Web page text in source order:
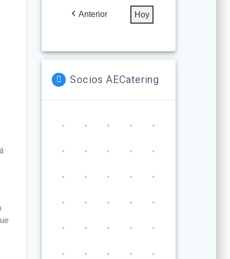
20262026
2026
20262026
Anterior Hoy
Socios AECatering